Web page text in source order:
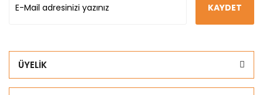
KAYDET
ÜYELİK